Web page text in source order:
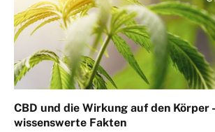
CBD und die Wirkung auf den Körper
wissenswerte Fakten